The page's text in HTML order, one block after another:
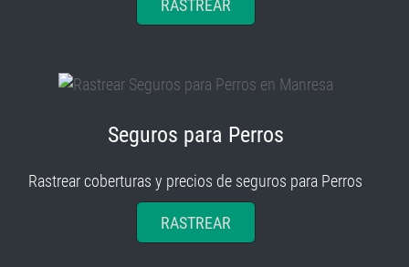
Rastrear coberturas y precios de seguros para Perros
RASTREAR